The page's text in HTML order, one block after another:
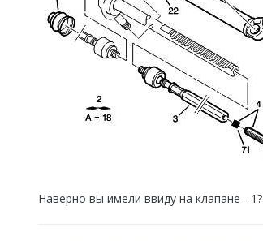
Наверно вы имели ввиду на клапане - 1?